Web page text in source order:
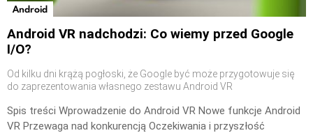
Android
Android VR nadchodzi: Co wiemy przed Google
I/O?
Od kilku dni krążą pogłoski, że Google być może przygotowuje się
do zaprezentowania własnego zestawu Android VR
Spis treści Wprowadzenie do Android VR Nowe funkcje Android
VR Przewaga nad konkurencją Oczekiwania i przyszłość